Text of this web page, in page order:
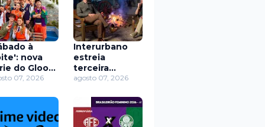
à
nova
do Gloob
no
de Janeiro
07, 2026
Interurbano
estreia
terceira
temporada
e lendas
urbanas de
São Paulo
agosto 07, 2026